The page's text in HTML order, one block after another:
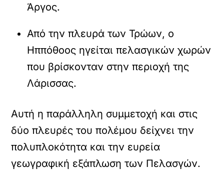
Άργος.
Από την πλευρά των Τρώων, ο
Ηππόθοος ηγείται πελασγικών χωρών
που βρίσκονταν στην περιοχή της
Λάρισσας.
Αυτή η παράλληλη συμμετοχή και στις
δύο πλευρές του πολέμου δείχνει την
πολυπλοκότητα και την ευρεία
γεωγραφική εξάπλωση των Πελασγών.